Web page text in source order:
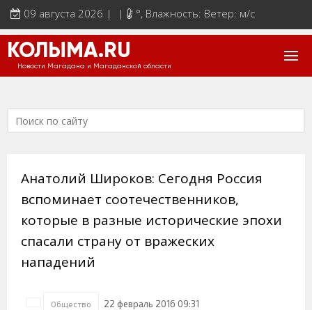
09 августа 2026 | | °, Влажность: Ветер: м/с
КОЛЫМА.RU
Новости Магадана и Магаданской области
Анатолий Широков: Сегодня Россия
вспоминает соотечественников,
которые в разные исто­рические эпохи
спасали страну от вражеских
нападений
Общество 22 февраль 2016 09:31